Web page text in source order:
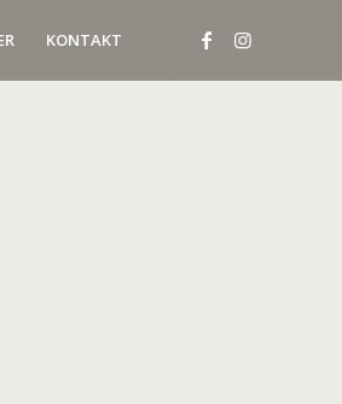
KONTAKT